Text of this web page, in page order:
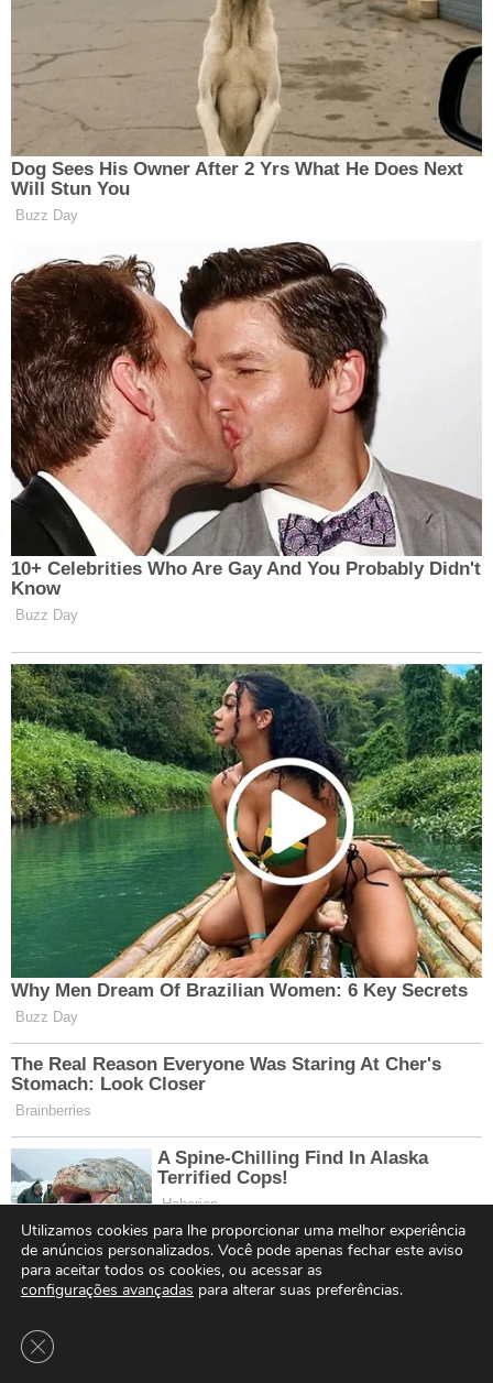
Utilizamos cookies para lhe proporcionar uma melhor experiência
de anúncios personalizados. Você pode apenas fechar este aviso
para aceitar todos os cookies, ou acessar as
configurações avançadas para alterar suas preferências.
Close GDPR Cookie Banner